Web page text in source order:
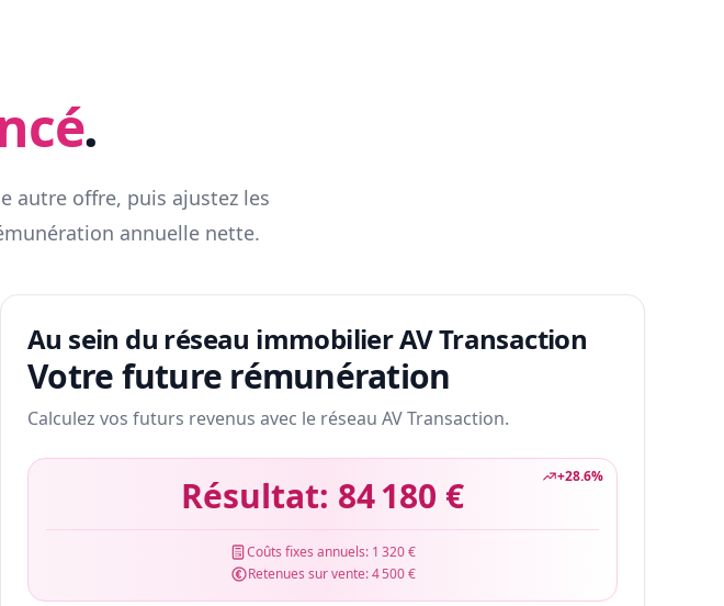
.
autre offre, puis ajustez les
annuelle nette.
Au sein du réseau immobilier AV Transaction
Votre future rémunération
Calculez vos futurs revenus avec le réseau AV Transaction.
+28.6%
Résultat: 84 180 €
Coûts fixes annuels: 1 320 €
Retenues sur vente:4 500 €